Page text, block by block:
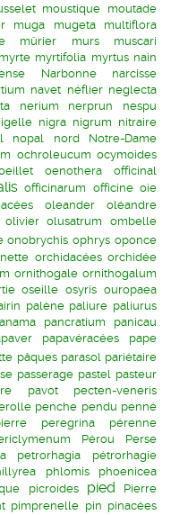
moustique moutade
muga mugeta
multiflora
mûrier murs
muscari
myrte myrtifolia myrtus nain
Narbonne
narcisse
navet néflier neglecta
nerium nerprun
nespu
nigra nigrum nitraire
nopal nord
Notre-Dame
ochroleucum ocymoides
oenothera officinal
officinarum officine oie
oleander
oléandre
olivier olusatrum ombelle
onobrychis ophrys oponce
orchidacées orchidée
ornithogale ornithogalum
oseille osyris ouropaea
palène paliure paliurus
pancratium
panicau
papavéracées pape
pâques parasol pariétaire
passerage pastel pasteur
pavot
pecten-veneris
penche pendu penné
peregrina
pérenne
Pérou
Perse
petrorhagia
pétrorhagie
phlomis
phoenicea
picroides pied
Pierre
pimprenelle pin pinacées